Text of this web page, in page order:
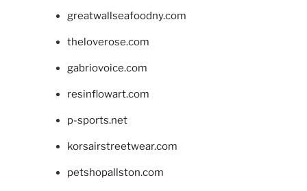
greatwallseafoodny.com
theloverose.com
gabriovoice.com
resinflowart.com
p-sports.net
korsairstreetwear.com
petshopallston.com